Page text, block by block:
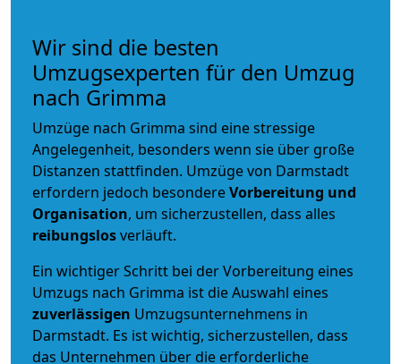
Wir sind die besten
Umzugsexperten für den Umzug
nach Grimma
Umzüge nach Grimma sind eine stressige
Angelegenheit, besonders wenn sie über große
Distanzen stattfinden. Umzüge von Darmstadt
erfordern jedoch besondereVorbereitung und
Organisation, um sicherzustellen, dass alles
reibungslosverläuft.
Ein wichtiger Schritt bei der Vorbereitung eines
Umzugs nach Grimma ist die Auswahl eines
zuverlässigen Umzugsunternehmens in
Darmstadt. Es ist wichtig, sicherzustellen, dass
das Unternehmen über die erforderliche